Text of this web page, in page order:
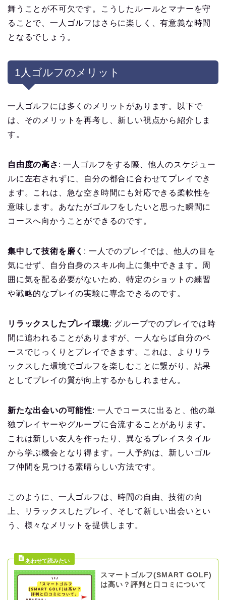
舞うことが不可欠です。こうしたルールとマナーを守
ることで、一人ゴルフはさらに楽しく、有意義な時間
となるでしょう。
1人ゴルフのメリット
一人ゴルフには多くのメリットがあります。以下で
は、そのメリットを再考し、新しい視点から紹介しま
す。
自由度の高さ : 一人ゴルフをする際、他人のスケジュー
ルに左右されずに、自分の都合に合わせてプレイでき
ます。これは、急な空き時間にも対応できる柔軟性を
意味します。あなたがゴルフをしたいと思った瞬間に
コースへ向かうことができるのです。
集中して技術を磨く : 一人でのプレイでは、他人の目を
気にせず、自分自身のスキル向上に集中できます。周
囲に気を配る必要がないため、特定のショットの練習
や戦略的なプレイの実験に専念できるのです。
リラックスしたプレイ環境: グループでのプレイでは時
間に追われることがありますが、一人ならば自分のペ
ースでじっくりとプレイできます。これは、よりリラ
ックスした環境でゴルフを楽しむことに繋がり、結果
としてプレイの質が向上するかもしれません。
新たな出会いの可能性: 一人でコースに出ると、他の単
独プレイヤーやグループに合流することがあります。
これは新しい友人を作ったり、異なるプレイスタイル
から学ぶ機会となり得ます。一人予約は、新しいゴル
フ仲間を見つける素晴らしい方法です。
このように、一人ゴルフは、時間の自由、技術の向
上、リラックスしたプレイ、そして新しい出会いとい
う、様々なメリットを提供します。
スマートゴルフ(SMART GOLF)
は高い？評判と口コミについて